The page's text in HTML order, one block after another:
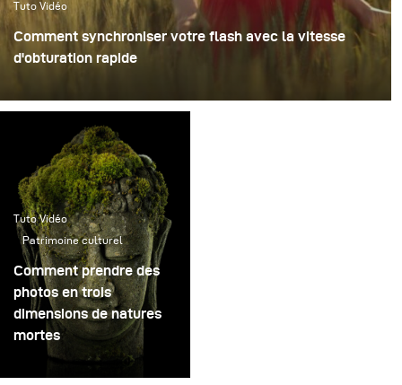
Tuto Vidéo
Comment synchroniser votre flash avec la vitesse
d'obturation rapide
Tuto Vidéo
Patrimoine culturel
Comment prendre des
photos en trois
dimensions de natures
mortes